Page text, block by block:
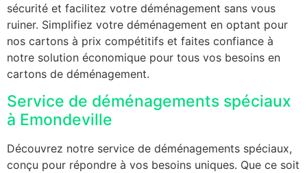
sécurité et facilitez votre déménagement sans vous
ruiner. Simplifiez votre déménagement en optant pour
nos cartons à prix compétitifs et faites confiance à
notre solution économique pour tous vos besoins en
cartons de déménagement.
Service de déménagements spéciaux
à Emondeville
Découvrez notre service de déménagements spéciaux,
conçu pour répondre à vos besoins uniques. Que ce soit